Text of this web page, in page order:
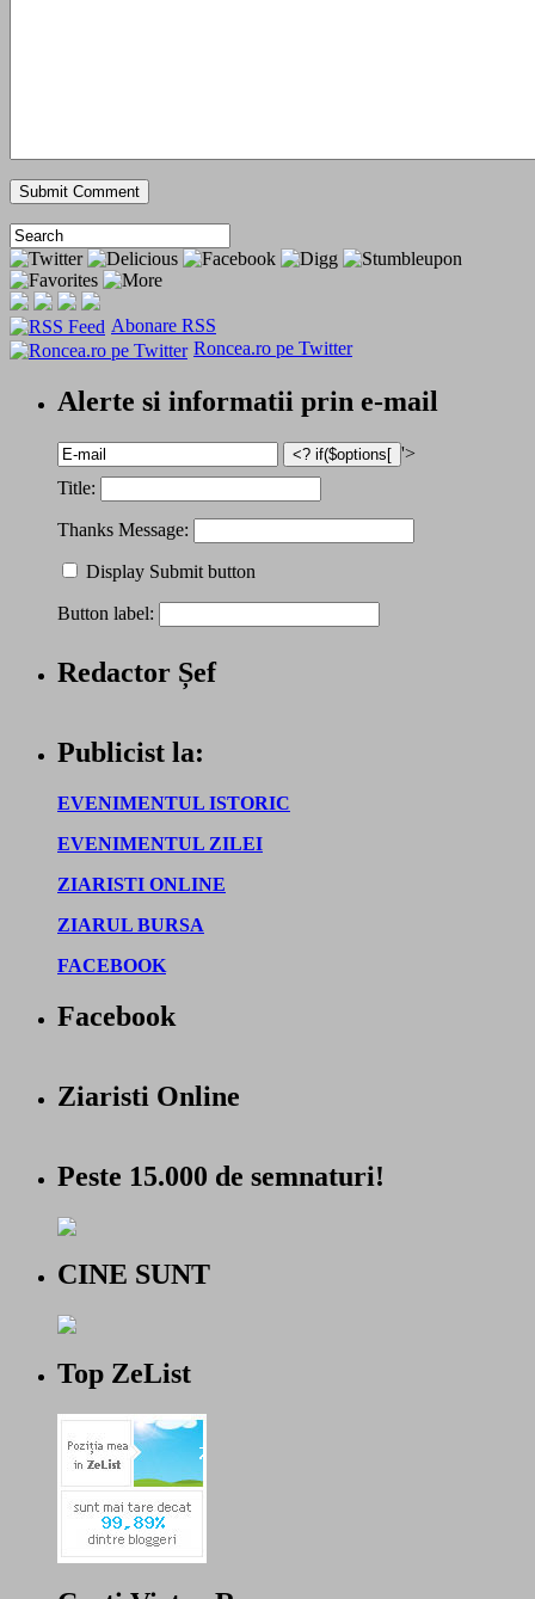
Abonare RSS
Roncea.ro pe Twitter
Alerte si informatii prin e-mail
'>
Title:
Thanks Message:
Display Submit button
Button label:
Redactor Șef
Publicist la:
EVENIMENTUL ISTORIC
EVENIMENTUL ZILEI
ZIARISTI ONLINE
ZIARUL BURSA
FACEBOOK
Facebook
Ziaristi Online
Peste 15.000 de semnaturi!
CINE SUNT
Top ZeList